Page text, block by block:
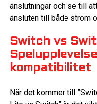
anslutningar och se till
ansluten till både ström
Switch vs
kompatibilitet
När det kommer till